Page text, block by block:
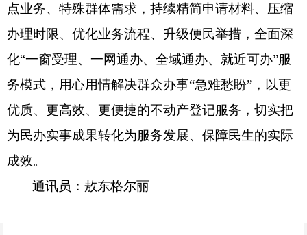
点业务、特殊群体需求，持续精简申请材料、压缩
办理时限、优化业务流程、升级便民举措，全面深
化“一窗受理、一网通办、全域通办、就近可办”服
务模式，用心用情解决群众办事“急难愁盼”，以更
优质、更高效、更便捷的不动产登记服务，切实把
为民办实事成果转化为服务发展、保障民生的实际
成效。
通讯员：敖东格尔丽